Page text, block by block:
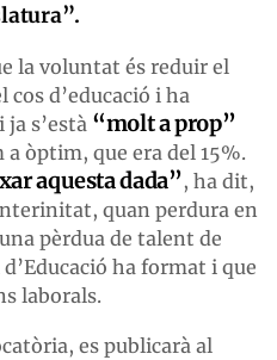
la voluntat és reduir el
d’educació i ha
ja s’està “molt a prop”
òptim, que era del 15%.
aquesta dada”, ha dit,
quan perdura en
pèrdua de talent de
ha format i que
laborals.
es publicarà al